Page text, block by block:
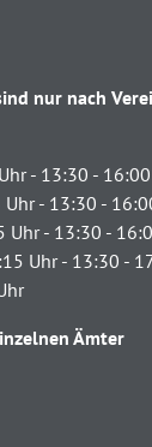
nur nach
- 13:30 -
- 13:30 -
- 13:30 -
Uhr - 13:30 -
Ämter